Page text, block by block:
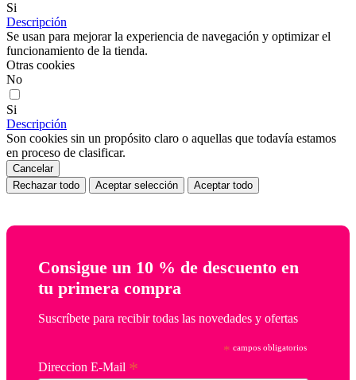
Si
Descripción
Se usan para mejorar la experiencia de navegación y optimizar el
funcionamiento de la tienda.
Otras cookies
No
Si
Descripción
Son cookies sin un propósito claro o aquellas que todavía estamos
en proceso de clasificar.
Cancelar
Rechazar todo
Aceptar selección Aceptar todo
Consigue un 10 % de descuento en
tu primera compra
Suscríbete para recibir todas las novedades y ofertas
* campos obligatorios
Direccion E-Mail *